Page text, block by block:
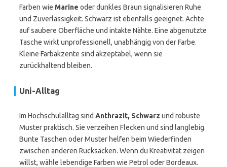
Farben wie Marine oder dunkles Braun signalisieren Ruhe
und Zuverlässigkeit. Schwarz ist ebenfalls geeignet. Achte
auf saubere Oberfläche und intakte Nähte. Eine abgenutzte
Tasche wirkt unprofessionell, unabhängig von der Farbe.
Kleine Farbakzente sind akzeptabel, wenn sie
zurückhaltend bleiben.
Uni-Alltag
Im Hochschulalltag sind Anthrazit, Schwarz und robuste
Muster praktisch. Sie verzeihen Flecken und sind langlebig.
Bunte Taschen oder Muster helfen beim Wiederfinden
zwischen anderen Rucksäcken. Wenn du Kreativität zeigen
willst, wähle lebendige Farben wie Petrol oder Bordeaux.